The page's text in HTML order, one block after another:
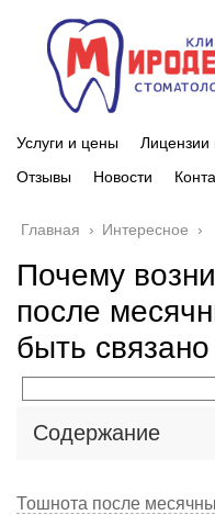
Услуги и цены Лицензии
Отзывы
Новости
Главная › Интересное ›
Почему
после
быть
Содержание
Тошнота после